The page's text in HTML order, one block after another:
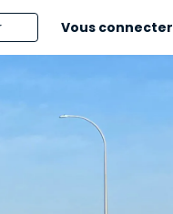
Vous connecter